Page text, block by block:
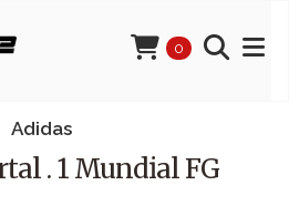
0
Adidas
. 1 Mundial FG